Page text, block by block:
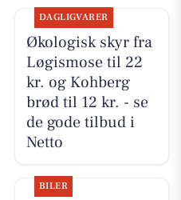
DAGLIGVARER
Økologisk skyr fra
Løgismose til 22
kr. og Kohberg
brød til 12 kr. - se
de gode tilbud i
Netto
BILER